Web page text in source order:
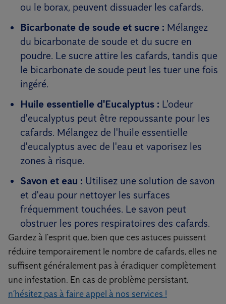
ou le borax, peuvent dissuader les cafards.
Bicarbonate de soude et sucre : Mélangez
du bicarbonate de soude et du sucre en
poudre. Le sucre attire les cafards, tandis que
le bicarbonate de soude peut les tuer une fois
ingéré.
Huile essentielle d'Eucalyptus : L'odeur
d'eucalyptus peut être repoussante pour les
cafards. Mélangez de l'huile essentielle
d'eucalyptus avec de l'eau et vaporisez les
zones à risque.
Savon et eau : Utilisez une solution de savon
et d'eau pour nettoyer les surfaces
fréquemment touchées. Le savon peut
obstruer les pores respiratoires des cafards.
Gardez à l’esprit que, bien que ces astuces puissent
réduire temporairement le nombre de cafards, elles ne
suffisent généralement pas à éradiquer complètement
une infestation. En cas de problème persistant,
n’hésitez pas à faire appel à nos services !